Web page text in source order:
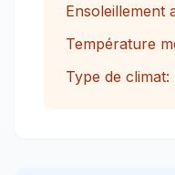
Ensoleillement
Température
Type de climat: